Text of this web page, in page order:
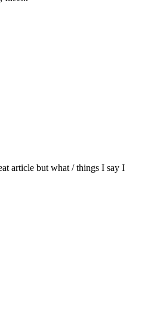
article but what / things I say I